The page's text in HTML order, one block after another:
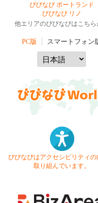
びびなび ポートランド
びびなび リノ
他エリアのびびなびはこちら
PC版 スマートフォン
びびなびはアクセシビリティの
取り組んでいます。